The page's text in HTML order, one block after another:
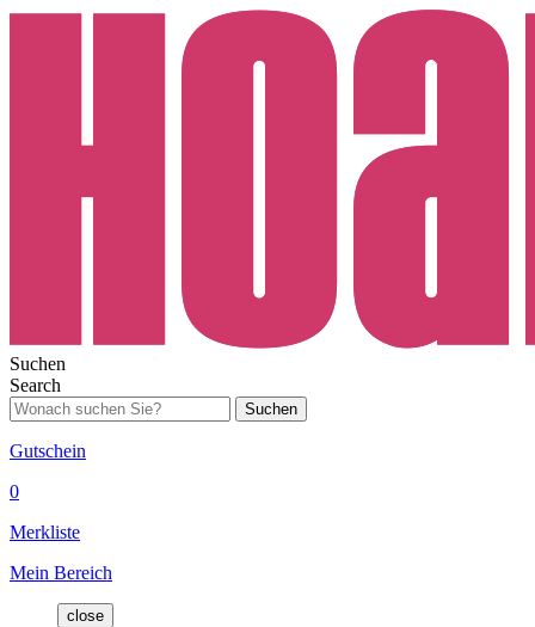
Suchen
Search
Suchen
Gutschein
0
Merkliste
Mein Bereich
close